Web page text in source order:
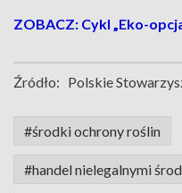
ZOBACZ: Cykl „Eko-
Źródło: Polskie
#środki ochrony roślin
#handel nielegalnymi